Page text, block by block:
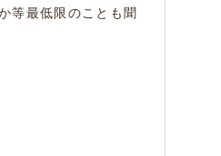
等最低限のことも聞